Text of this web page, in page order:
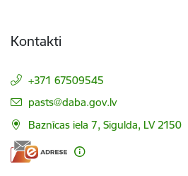
Kontakti
+371 67509545
E-pasts:
pasts@daba.gov.lv
Baznīcas iela 7, Sigulda, LV 2150